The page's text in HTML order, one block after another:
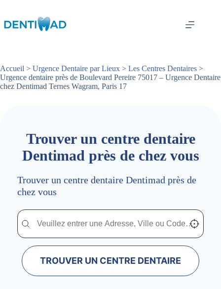
contenu
Accueil > Urgence Dentaire par Lieux > Les Centres Dentaires >
Urgence dentaire près de Boulevard Pereire 75017 – Urgence Dentaire
chez Dentimad Ternes Wagram, Paris 17
Trouver un centre dentaire
Dentimad près de chez vous
Trouver un centre dentaire Dentimad près de
chez vous
Trouver un centre dentaire Dentimad près de
Trouver un centre dentaire Dentimad près de chez vous Localisez-
TROUVER UN CENTRE DENTAIRE